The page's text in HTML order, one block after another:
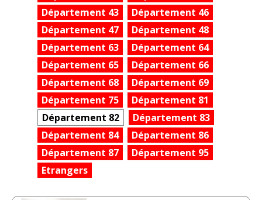
Département 43
Département 46
Département 47
Département 48
Département 63
Département 64
Département 65
Département 66
Département 68
Département 69
Département 75
Département 81
Département 82
Département 83
Département 84
Département 86
Département 87
Département 95
Etrangers